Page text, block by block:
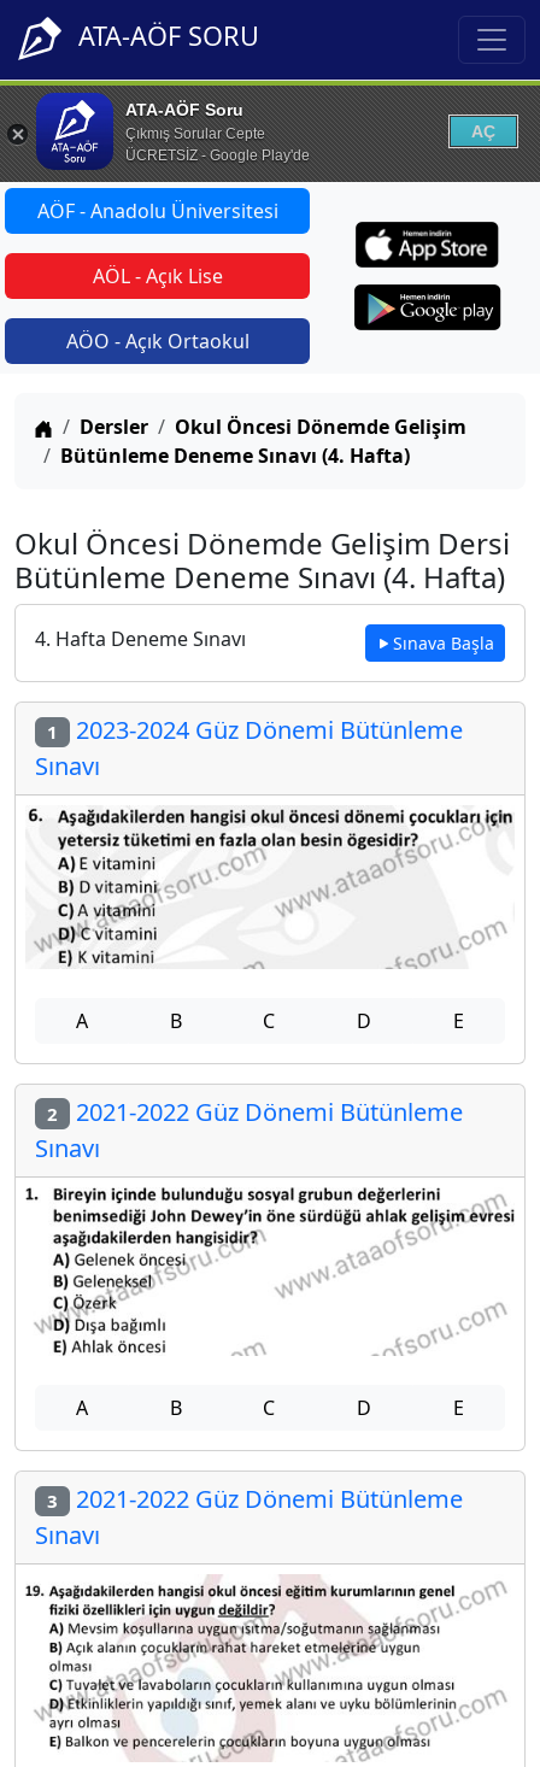
ATA-AÖF SORU
ATA-AÖF Soru
Çıkmış Sorular Cepte
ÜCRETSİZ - Google Play'de
AÇ
AÖF - Anadolu Üniversitesi
AÖL - Açık Lise
AÖO - Açık Ortaokul
Anasayfa
Dersler
Okul Öncesi Dönemde Gelişim
Bütünleme Deneme Sınavı (4. Hafta)
Okul Öncesi Dönemde Gelişim Dersi
Bütünleme Deneme Sınavı (4. Hafta)
4. Hafta Deneme Sınavı Sınava Başla
1 2023-2024 Güz Dönemi Bütünleme
Sınavı
A B C D E
2 2021-2022 Güz Dönemi Bütünleme
Sınavı
A B C D E
3 2021-2022 Güz Dönemi Bütünleme
Sınavı